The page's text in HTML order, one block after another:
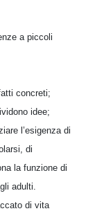
a piccoli
concreti;
idee;
l’esigenza di
di
la funzione di
adulti.
di vita